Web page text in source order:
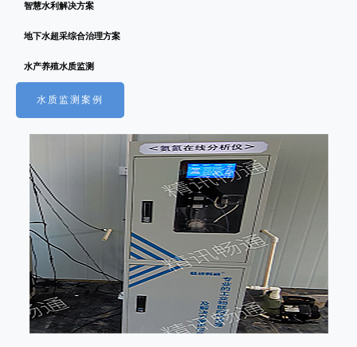
智慧水利解决方案
地下水超采综合治理方案
水产养殖水质监测
水质监测案例